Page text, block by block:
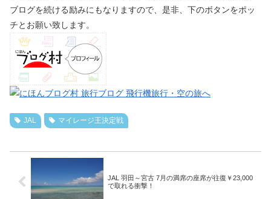
ブログを続ける励みにもなりますので、是非、下のボタンをポッ
チとお願い致します。
JAL マイレージ王決定戦
JAL 羽田～宮古 7月の満席の座席が往復￥23,000
で取れる衝撃！